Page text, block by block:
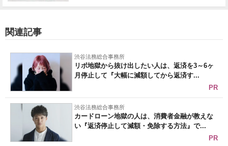
関連記事
渋谷法務総合事務所
リボ地獄から抜け出したい人は、返済を3～6ヶ
月停止して『大幅に減額してから返済す...
PR
渋谷法務総合事務所
カードローン地獄の人は、消費者金融が教えな
い『返済停止して減額・免除する方法』で...
PR